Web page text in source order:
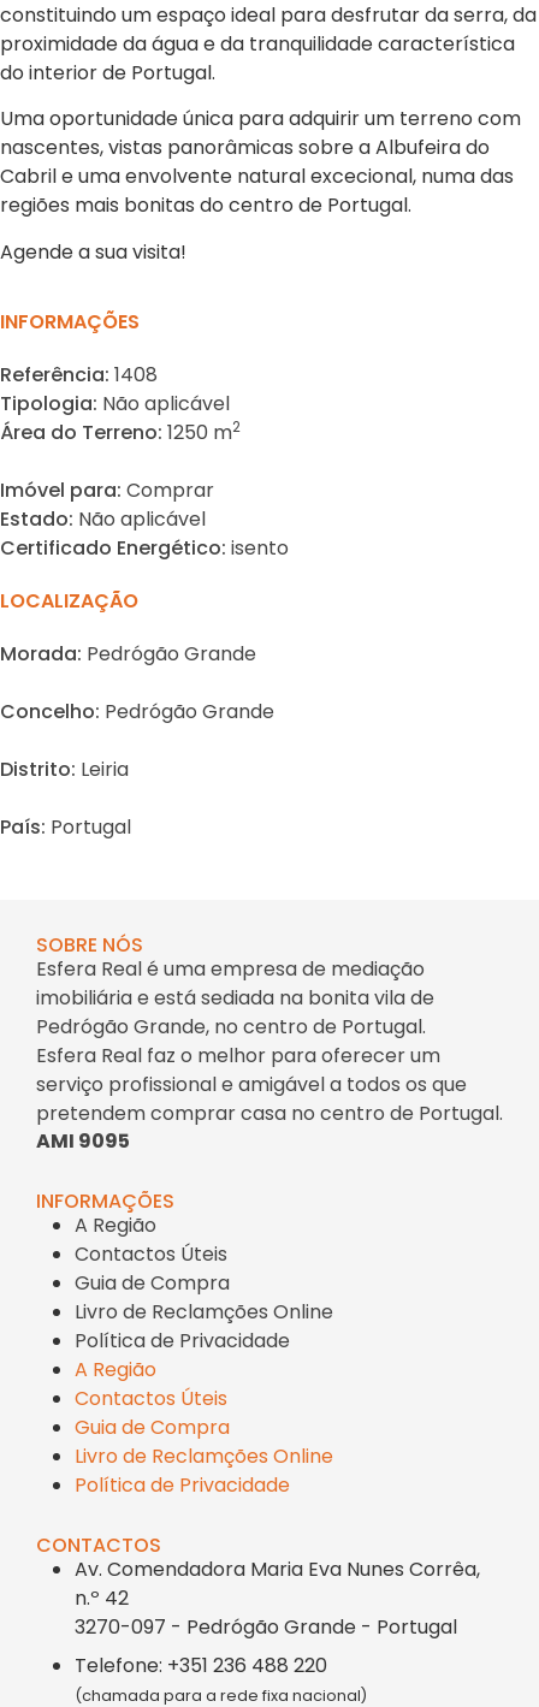
constituindo um espaço ideal para desfrutar da serra, da
proximidade da água e da tranquilidade característica
do interior de Portugal.
Uma oportunidade única para adquirir um terreno com
nascentes, vistas panorâmicas sobre a Albufeira do
Cabril e uma envolvente natural excecional, numa das
regiões mais bonitas do centro de Portugal.
Agende a sua visita!
INFORMAÇÕES
Referência: 1408
Tipologia: Não aplicável
Área do Terreno: 1250 m2
Imóvel para: Comprar
Estado: Não aplicável
Certificado Energético: isento
LOCALIZAÇÃO
Morada: Pedrógão Grande
Concelho: Pedrógão Grande
Distrito: Leiria
País: Portugal
SOBRE NÓS
Esfera Real é uma empresa de mediação
imobiliária e está sediada na bonita vila de
Pedrógão Grande, no centro de Portugal.
Esfera Real faz o melhor para oferecer um
serviço profissional e amigável a todos os que
pretendem comprar casa no centro de Portugal.
AMI 9095
INFORMAÇÕES
A Região
Contactos Úteis
Guia de Compra
Livro de Reclamções Online
Política de Privacidade
A Região
Contactos Úteis
Guia de Compra
Livro de Reclamções Online
Política de Privacidade
CONTACTOS
Av. Comendadora Maria Eva Nunes Corrêa,
n.º 42
3270-097 - Pedrógão Grande - Portugal
Telefone: +351 236 488 220
(chamada para a rede fixa nacional)